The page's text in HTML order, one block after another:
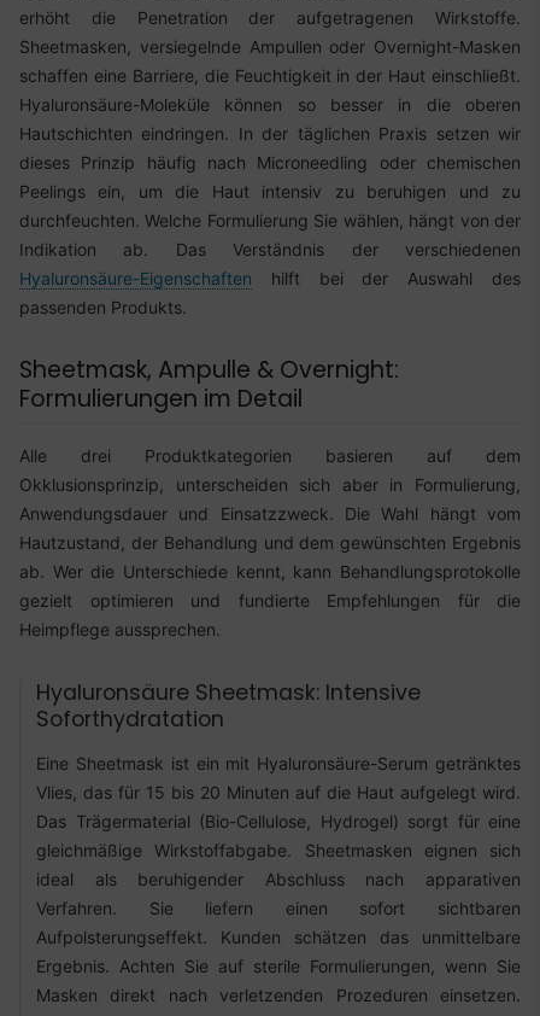
erhöht die Penetration der aufgetragenen Wirkstoffe.
Sheetmasken, versiegelnde Ampullen oder Overnight-Masken
schaffen eine Barriere, die Feuchtigkeit in der Haut einschließt.
Hyaluronsäure-Moleküle können so besser in die oberen
Hautschichten eindringen. In der täglichen Praxis setzen wir
dieses Prinzip häufig nach Microneedling oder chemischen
Peelings ein, um die Haut intensiv zu beruhigen und zu
durchfeuchten. Welche Formulierung Sie wählen, hängt von der
Indikation ab. Das Verständnis der verschiedenen
Hyaluronsäure-Eigenschaften hilft bei der Auswahl des
passenden Produkts.
Sheetmask, Ampulle & Overnight:
Formulierungen im Detail
Alle drei Produktkategorien basieren auf dem
Okklusionsprinzip, unterscheiden sich aber in Formulierung,
Anwendungsdauer und Einsatzzweck. Die Wahl hängt vom
Hautzustand, der Behandlung und dem gewünschten Ergebnis
ab. Wer die Unterschiede kennt, kann Behandlungsprotokolle
gezielt optimieren und fundierte Empfehlungen für die
Heimpflege aussprechen.
Hyaluronsäure Sheetmask: Intensive
Soforthydratation
Eine Sheetmask ist ein mit Hyaluronsäure-Serum getränktes
Vlies, das für 15 bis 20 Minuten auf die Haut aufgelegt wird.
Das Trägermaterial (Bio-Cellulose, Hydrogel) sorgt für eine
gleichmäßige Wirkstoffabgabe. Sheetmasken eignen sich
ideal als beruhigender Abschluss nach apparativen
Verfahren. Sie liefern einen sofort sichtbaren
Aufpolsterungseffekt. Kunden schätzen das unmittelbare
Ergebnis. Achten Sie auf sterile Formulierungen, wenn Sie
Masken direkt nach verletzenden Prozeduren einsetzen.